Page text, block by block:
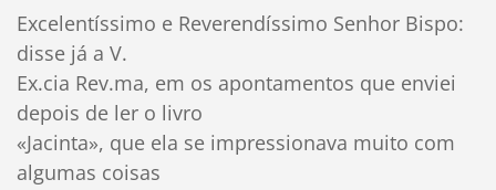
Excelentíssimo e Reverendíssimo Senhor Bispo:
disse já a V.
Ex.cia Rev.ma, em os apontamentos que enviei
depois de ler o livro
«Jacinta», que ela se impressionava muito com
algumas coisas